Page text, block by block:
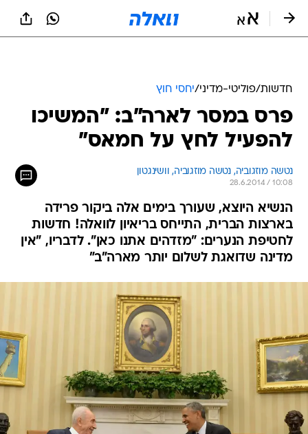
פרס במסר לארה"ב: "המשיכו
להפעיל לחץ על חמאס"
נטשה מוזגוביה, נטשה מוזגוביה, וושינגטון
28.6.2014 / 10:08
הנשיא היוצא, שעורך בימים אלה ביקור פרידה
לחטיפת הנערים: "מזדהים אתנו כאן". לדבריו, "אין
מדינה שדואגת לשלום יותר מארה"ב"